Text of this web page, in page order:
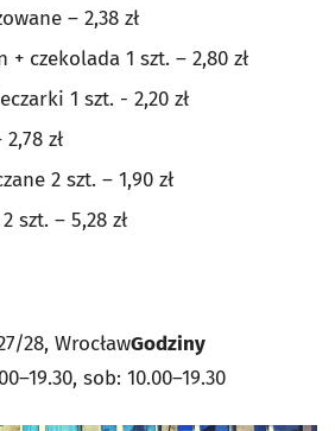
– 2,38 zł
czekolada 1 szt. – 2,80 zł
1 szt. - 2,20 zł
zł
2 szt. – 1,90 zł
szt. – 5,28 zł
28, WrocławGodziny
sob: 10.00–19.30